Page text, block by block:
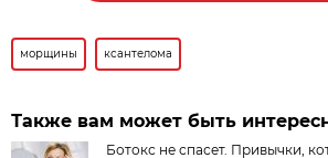
морщины ксантелома
Также вам может быть
Ботокс не спасет. Привычки,